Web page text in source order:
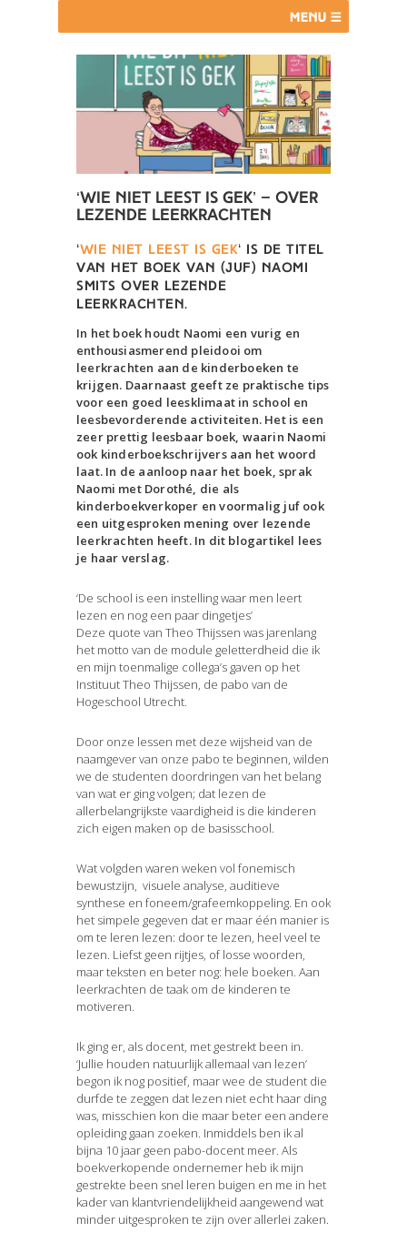
‘Wie niet leest is gek’ – over
lezende leerkrachten
‘Wie niet leest is gek‘ is de titel
van het boek van (juf) Naomi
Smits over lezende
leerkrachten.
In het boek houdt Naomi een vurig en
enthousiasmerend pleidooi om
leerkrachten aan de kinderboeken te
krijgen. Daarnaast geeft ze praktische tips
voor een goed leesklimaat in school en
leesbevorderende activiteiten. Het is een
zeer prettig leesbaar boek, waarin Naomi
ook kinderboekschrijvers aan het woord
laat. In de aanloop naar het boek, sprak
Naomi met Dorothé, die als
kinderboekverkoper en voormalig juf ook
een uitgesproken mening over lezende
leerkrachten heeft. In dit blogartikel lees
je haar verslag.
‘De school is een instelling waar men leert
lezen en nog een paar dingetjes’
Deze quote van Theo Thijssen was jarenlang
het motto van de module geletterdheid die ik
en mijn toenmalige collega’s gaven op het
Instituut Theo Thijssen, de pabo van de
Hogeschool Utrecht.
Door onze lessen met deze wijsheid van de
naamgever van onze pabo te beginnen, wilden
we de studenten doordringen van het belang
van wat er ging volgen; dat lezen de
allerbelangrijkste vaardigheid is die kinderen
zich eigen maken op de basisschool.
Wat volgden waren weken vol fonemisch
bewustzijn, visuele analyse, auditieve
synthese en foneem/grafeemkoppeling. En ook
het simpele gegeven dat er maar één manier is
om te leren lezen: door te lezen, heel veel te
lezen. Liefst geen rijtjes, of losse woorden,
maar teksten en beter nog: hele boeken. Aan
leerkrachten de taak om de kinderen te
motiveren.
Ik ging er, als docent, met gestrekt been in.
‘Jullie houden natuurlijk allemaal van lezen’
begon ik nog positief, maar wee de student die
durfde te zeggen dat lezen niet echt haar ding
was, misschien kon die maar beter een andere
opleiding gaan zoeken. Inmiddels ben ik al
bijna 10 jaar geen pabo-docent meer. Als
boekverkopende ondernemer heb ik mijn
gestrekte been snel leren buigen en me in het
kader van klantvriendelijkheid aangewend wat
minder uitgesproken te zijn over allerlei zaken.